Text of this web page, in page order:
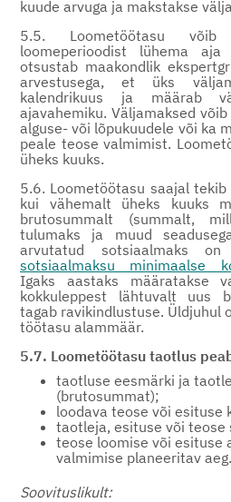
kuude arvuga ja makstakse
5.5. Loometöötasu
loomeperioodist lühema
otsustab maakondlik
arvestusega, et üks
kalendrikuus ja määrab
ajavahemiku. Väljamaksed
alguse- või lõpukuudele või ka
peale teose valmimist.
üheks kuuks.
5.6. Loometöötasu saajal
kui vähemalt üheks kuuks
brutosummalt (summalt,
tulumaks ja muud
arvutatud sotsiaalmaks
sotsiaalmaksu minimaalse
Igaks aastaks määratakse
kokkuleppest lähtuvalt uus
tagab ravikindlustuse. Üldjuhul
töötasu alammäär.
5.7. Loometöötasu taotlus
taotluse eesmärki ja
(brutosummat);
loodava teose või esituse
taotleja, esituse või teose
teose loomise või esituse
valmimise planeeritav aeg.
Soovituslikult: